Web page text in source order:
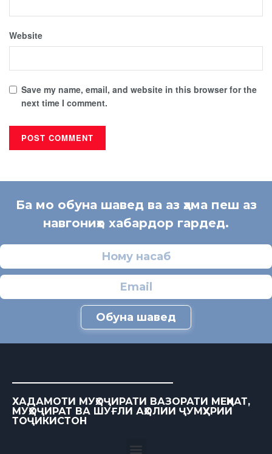
Website
Save my name, email, and website in this browser for the
next time I comment.
Ба мо обуна шавед ва аз ҳама пеш аз
навгониҳо хабардор гардед.
Обуна шавед
ХАДАМОТИ МУҲОҶИРАТИ ВАЗОРАТИ МЕҲНАТ,
МУҲОҶИРАТ ВА ШУҒЛИ АҲОЛИИ ҶУМҲУРИИ
ТОҶИКИСТОН